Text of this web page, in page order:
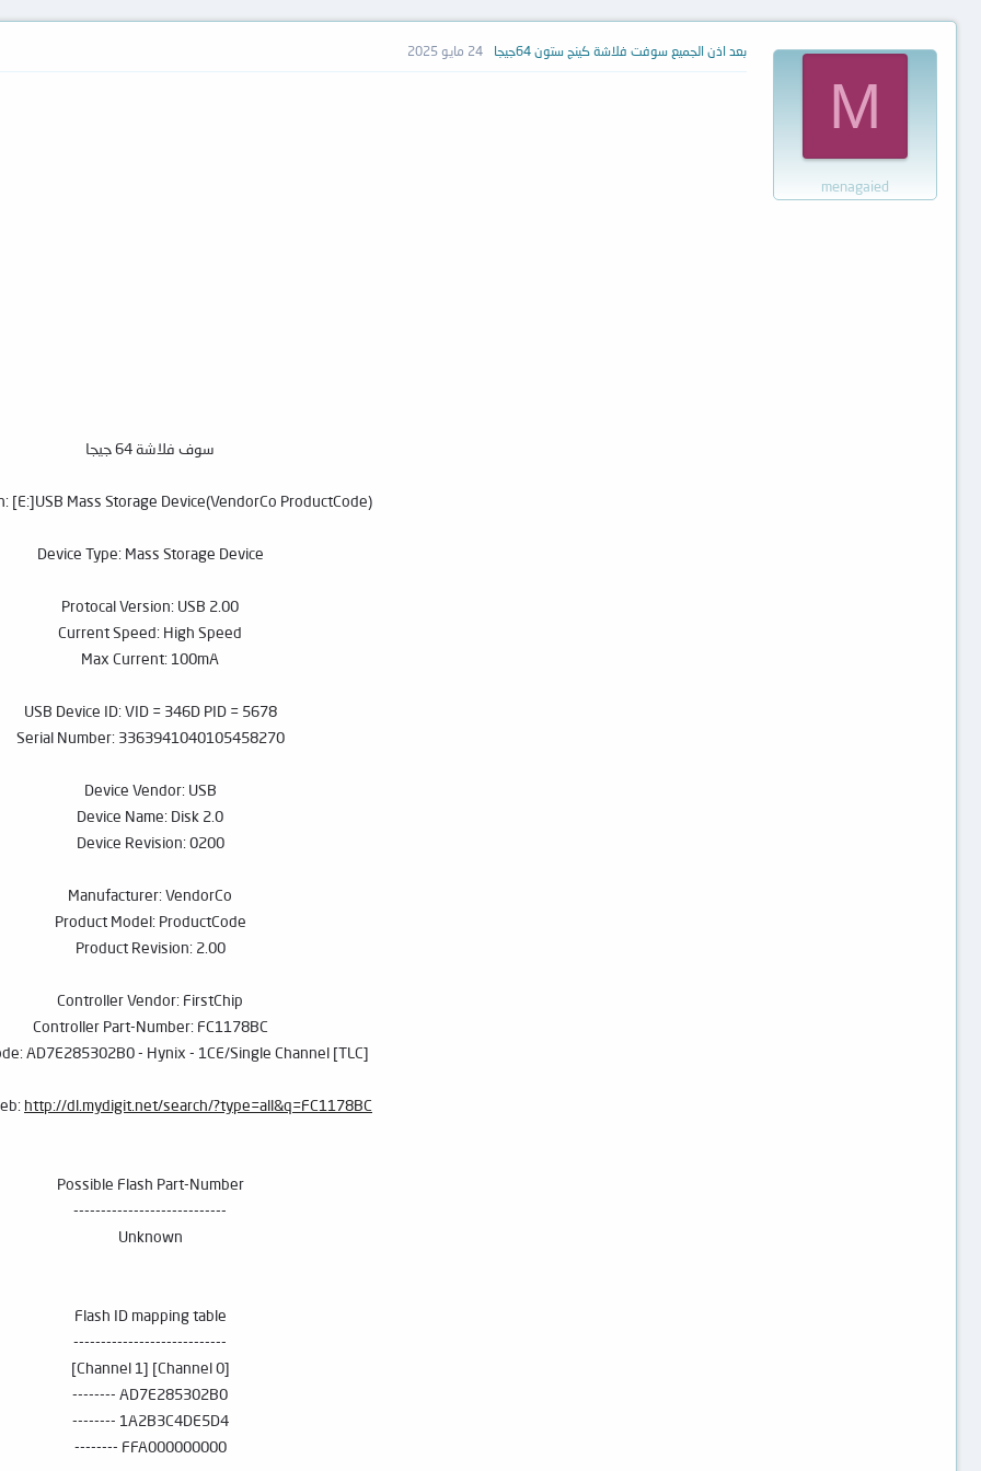
M
menagaied
بعد اذن الجميع سوفت فلاشة كينج ستون 64جيجا 24 مايو 2025
سوف فلاشة 64 جيجا
[E:]USB Mass Storage Device(VendorCo ProductCode)
Device Type: Mass Storage Device
Protocal Version: USB 2.00
Current Speed: High Speed
Max Current: 100mA
USB Device ID: VID = 346D PID = 5678
Serial Number: 3363941040105458270
Device Vendor: USB
Device Name: Disk 2.0
Device Revision: 0200
Manufacturer: VendorCo
Product Model: ProductCode
Product Revision: 2.00
Controller Vendor: FirstChip
Controller Part-Number: FC1178BC
AD7E285302B0 - Hynix - 1CE/Single Channel [TLC]
http://dl.mydigit.net/search/?type=all&q=FC1178BC
Possible Flash Part-Number
----------------------------
Unknown
Flash ID mapping table
----------------------------
[Channel 0] [Channel 1]
AD7E285302B0 --------
1A2B3C4DE5D4 --------
FFA000000000 --------